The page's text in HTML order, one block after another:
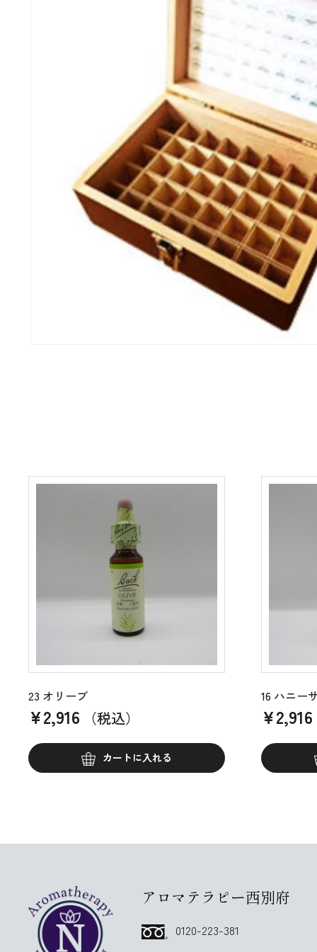
23 オリーブ
¥2,916 （税込）
カートに入れる
16 ハニー
¥2,916
アロマテラピー西別府
0120-223-381